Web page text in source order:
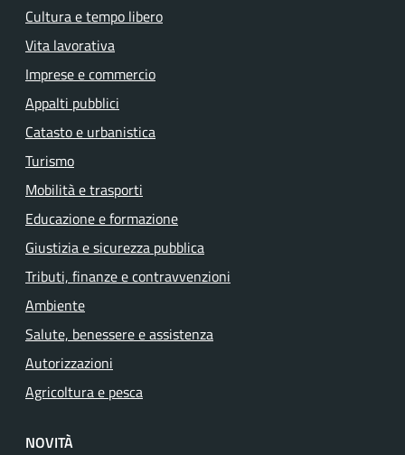
Cultura e tempo libero
Vita lavorativa
Imprese e commercio
Appalti pubblici
Catasto e urbanistica
Turismo
Mobilità e trasporti
Educazione e formazione
Giustizia e sicurezza pubblica
Tributi, finanze e contravvenzioni
Ambiente
Salute, benessere e assistenza
Autorizzazioni
Agricoltura e pesca
NOVITÀ